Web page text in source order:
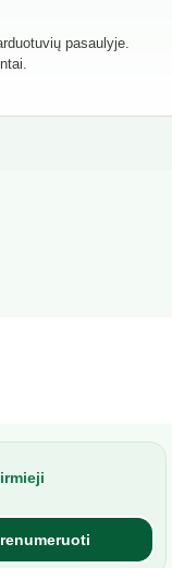
pasaulyje.